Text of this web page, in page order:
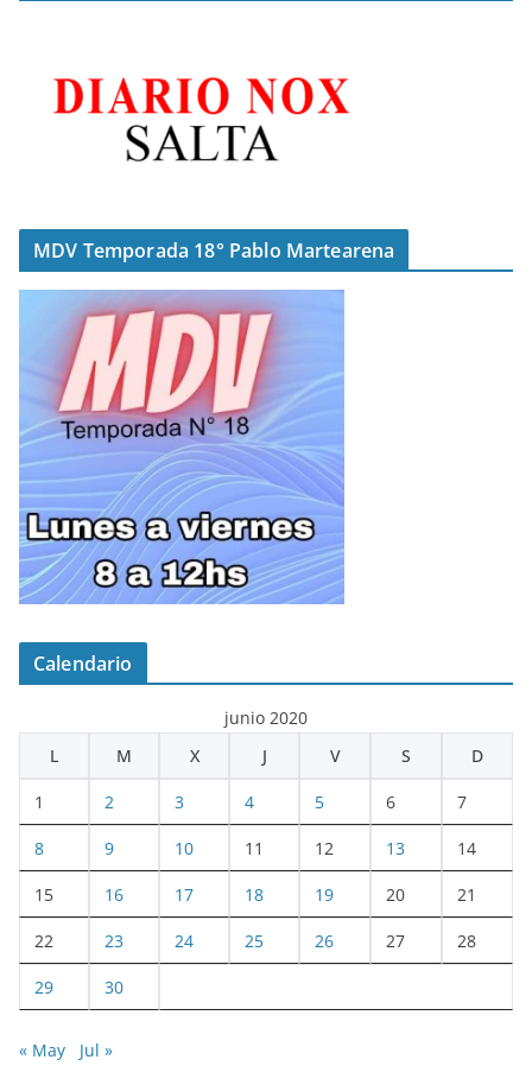
MDV Temporada 18° Pablo Martearena
Calendario
junio 2020
L
M X J V S D
1 2 3 4 5 6 7
8 9 10 11 12 13 14
15 16 17 18 19 20 21
22 23 24 25 26 27 28
29 30
« May Jul »